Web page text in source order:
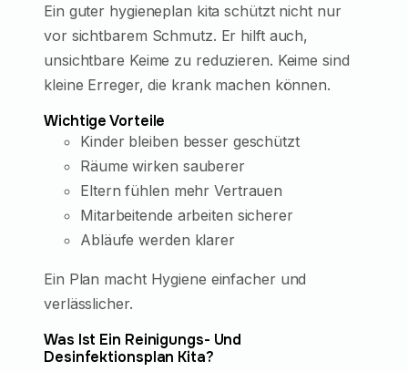
Ein guter hygieneplan kita schützt nicht nur
vor sichtbarem Schmutz. Er hilft auch,
unsichtbare Keime zu reduzieren. Keime sind
kleine Erreger, die krank machen können.
Wichtige Vorteile
Kinder bleiben besser geschützt
Räume wirken sauberer
Eltern fühlen mehr Vertrauen
Mitarbeitende arbeiten sicherer
Abläufe werden klarer
Ein Plan macht Hygiene einfacher und
verlässlicher.
Was Ist Ein Reinigungs- Und
Desinfektionsplan Kita?